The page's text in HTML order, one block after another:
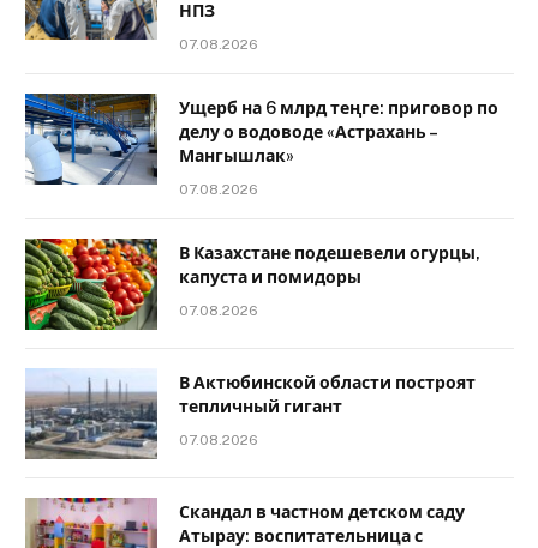
НПЗ
07.08.2026
Ущерб на 6 млрд теңге: приговор по
делу о водоводе «Астрахань –
Мангышлак»
07.08.2026
В Казахстане подешевели огурцы,
капуста и помидоры
07.08.2026
В Актюбинской области построят
тепличный гигант
07.08.2026
Скандал в частном детском саду
Атырау: воспитательница с